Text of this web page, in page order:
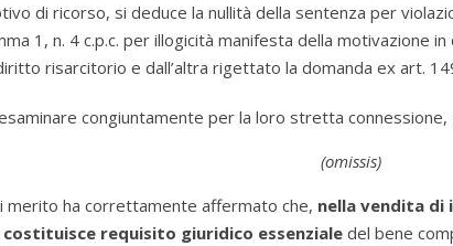
di ricorso, si deduce la nullità della sentenza per
1, n. 4 c.p.c. per illogicità manifesta della motivazione
risarcitorio e dall’altra rigettato la domanda ex art.
congiuntamente per la loro stretta connessione,
(omissis)
merito ha correttamente affermato che, nella vendita
requisito giuridico essenziale del bene